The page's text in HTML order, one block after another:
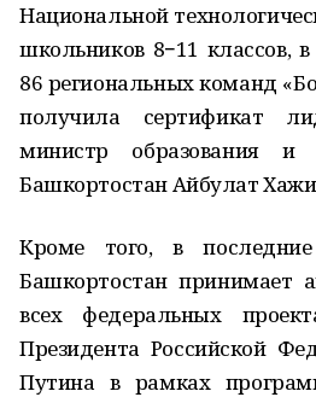
Национальной
школьников 8−11 классов,
86 региональных команд
получила сертификат
министр образования и
Башкортостан Айбулат
Кроме того, в
Башкортостан принимает
всех федеральных
Президента Российской
Путина в рамках